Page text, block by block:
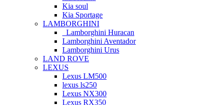
Kia soul
Kia Sportage
LAMBORGHINI
Lamborghini Huracan
Lamborghini Aventador
Lamborghini Urus
LAND ROVE
LEXUS
Lexus LM500
lexus ls250
Lexus NX300
Lexus RX350